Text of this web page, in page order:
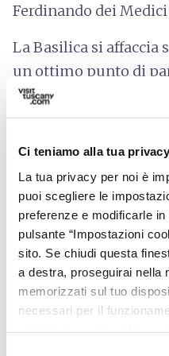
Ci teniamo alla tua privacy
La tua privacy per noi è
puoi scegliere le
preferenze e modificarle
pulsante “Impostazioni
sito. Se chiudi questa
a destra, proseguirai nella
memorizzati sul tuo
necessari per il
Ferdinando dei Medici
La Basilica si affaccia
un ottimo punto di
passeggiata nel
le sue incredibili
Informazioni
regione.toscana.it